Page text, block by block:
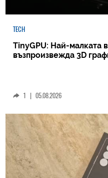
TECH
TinyGPU: Най-малката
възпроизвежда 3D
1 | 05.08.2026